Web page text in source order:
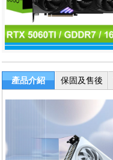
產品介紹
保固及售後
服務